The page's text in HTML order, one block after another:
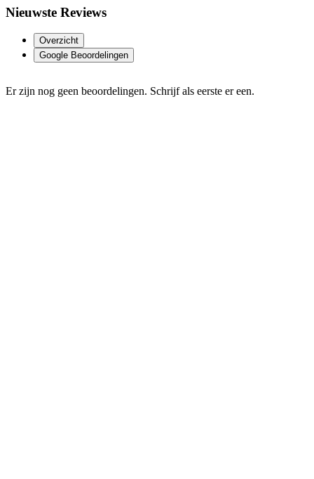
Nieuwste Reviews
Overzicht
Google Beoordelingen
Er zijn nog geen beoordelingen. Schrijf als eerste er een.